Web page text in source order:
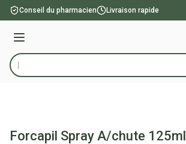
Aller au contenu
Conseil du pharmacien Livraison rapide
Menu
Rechercher
Forcapil Spray A/chute 125ml